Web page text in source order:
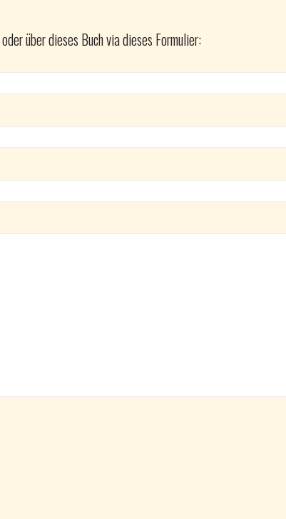
über dieses Buch via dieses Formulier: